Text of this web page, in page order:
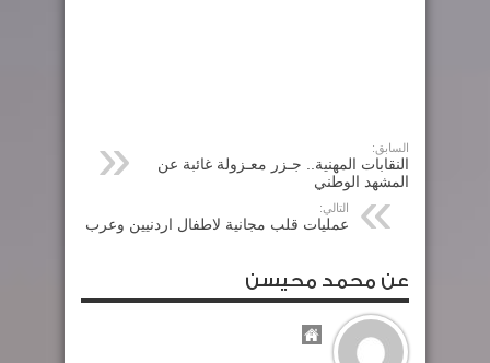
السابق:
النقابات المهنية.. جـزر معـزولة غائبة عن
المشهد الوطني
التالي:
عمليات قلب مجانية لاطفال اردنيين وعرب
عن محمد محيسن